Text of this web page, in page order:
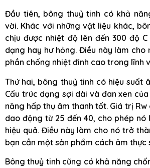
Đầu tiên, bông thuỷ tinh có khả
vời. Khác với những vật liệu khác,
chịu được nhiệt độ lên đến 300 độ
dạng hay hư hỏng. Điều này làm cho
phần chống nhiệt đỉnh cao trong lĩnh
Thứ hai, bông thuỷ tinh có hiệu suất
Cấu trúc dạng sợi dài và đan xen
năng hấp thụ âm thanh tốt. Giá trị
dao động từ 25 đến 40, cho phép
hiệu quả. Điều này làm cho nó trở
bạn cần một sản phẩm cách âm thực
Bông thuỷ tinh cũng có khả năng